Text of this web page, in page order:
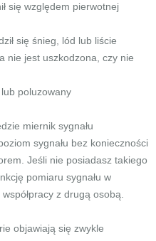
się względem pierwotnej
się śnieg, lód lub liście
nie jest uszkodzona, czy nie
poluzowany
miernik sygnału
sygnału bez konieczności
Jeśli nie posiadasz takiego
pomiaru sygnału w
z drugą osobą.
objawiają się zwykle